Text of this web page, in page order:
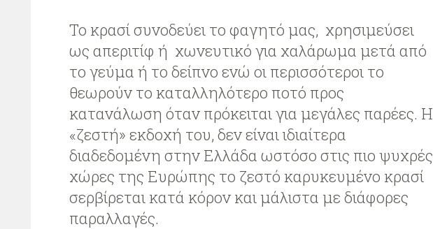
To κρασί συνοδεύει το φαγητό μας, χρησιμεύσει
ως απεριτίφ ή χωνευτικό για χαλάρωμα μετά από
το γεύμα ή το δείπνο ενώ οι περισσότεροι το
θεωρούν το καταλληλότερο ποτό προς
κατανάλωση όταν πρόκειται για μεγάλες παρέες. Η
«ζεστή» εκδοχή του, δεν είναι ιδιαίτερα
διαδεδομένη στην Ελλάδα ωστόσο στις πιο ψυχρές
χώρες της Ευρώπης το ζεστό καρυκευμένο κρασί
σερβίρεται κατά κόρον και μάλιστα με διάφορες
παραλλαγές.